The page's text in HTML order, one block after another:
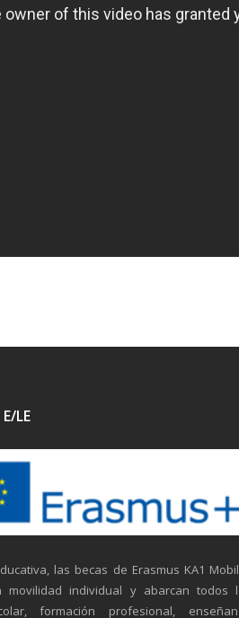
LE
las becas de Erasmus KA1
movilidad individual y abarcan todos
formación profesional,